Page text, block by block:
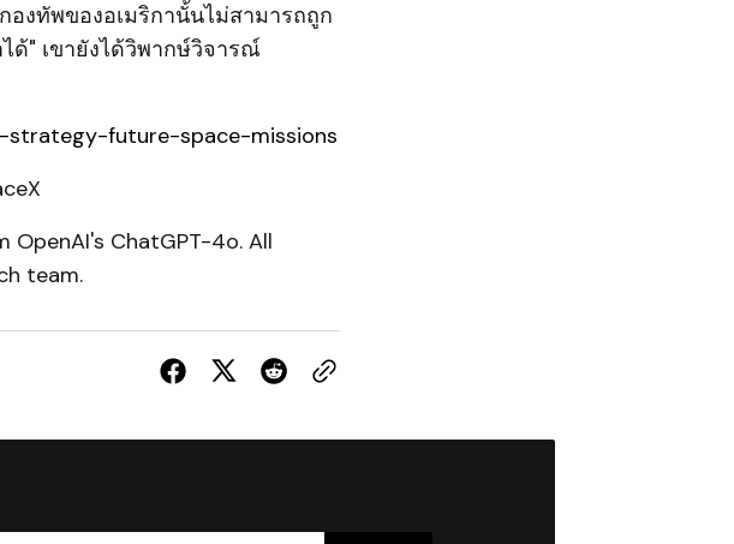
องทัพของอเมริกานั้นไม่สามารถถูก
ด้" เขายังได้วิพากษ์วิจารณ์
future-space-missions
ChatGPT-4o. All
team.